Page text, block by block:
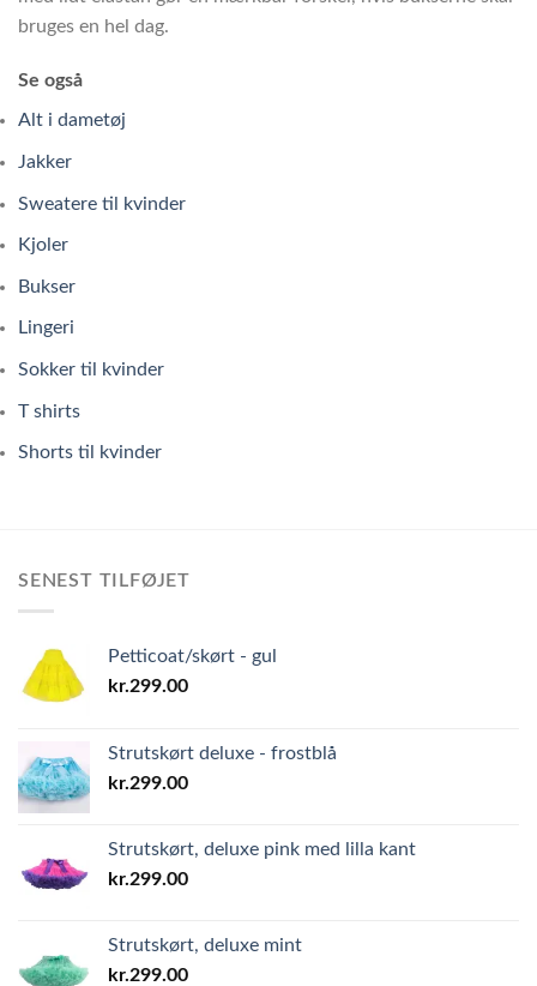
bruges en hel dag.
Se også
Alt i dametøj
Jakker
Sweatere til kvinder
Kjoler
Bukser
Lingeri
Sokker til kvinder
T shirts
Shorts til kvinder
SENEST TILFØJET
Petticoat/skørt - gul
kr.299.00
Strutskørt deluxe - frostblå
kr.299.00
Strutskørt, deluxe pink med lilla kant
kr.299.00
Strutskørt, deluxe mint
kr.299.00